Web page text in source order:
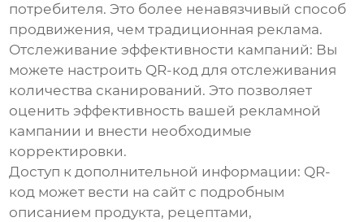
потребителя. Это более ненавязчивый способ
продвижения, чем традиционная реклама.
Отслеживание эффективности кампаний: Вы
можете настроить QR-код для отслеживания
количества сканирований. Это позволяет
оценить эффективность вашей рекламной
кампании и внести необходимые
корректировки.
Доступ к дополнительной информации: QR-
код может вести на сайт с подробным
описанием продукта, рецептами,